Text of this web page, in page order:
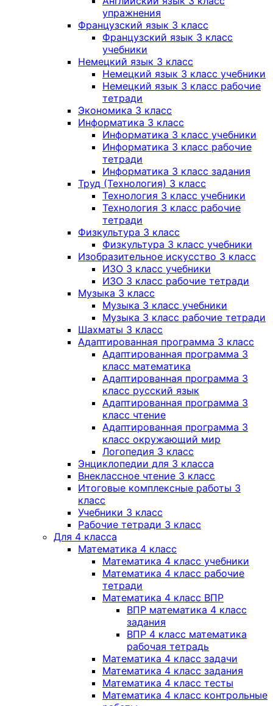
упражнения
Французский язык 3 класс
Французский язык 3 класс
учебники
Немецкий язык 3 класс
Немецкий язык 3 класс учебники
Немецкий язык 3 класс рабочие
тетради
Экономика 3 класс
Информатика 3 класс
Информатика 3 класс учебники
Информатика 3 класс рабочие
тетради
Информатика 3 класс задания
Труд (Технология) 3 класс
Технология 3 класс учебники
Технология 3 класс рабочие
тетради
Физкультура 3 класс
Физкультура 3 класс учебники
Изобразительное искусство 3 класс
ИЗО 3 класс учебники
ИЗО 3 класс рабочие тетради
Музыка 3 класс
Музыка 3 класс учебники
Музыка 3 класс рабочие тетради
Шахматы 3 класс
Адаптированная программа 3 класс
Адаптированная программа 3
класс математика
Адаптированная программа 3
класс русский язык
Адаптированная программа 3
класс чтение
Адаптированная программа 3
класс окружающий мир
Логопедия 3 класс
Энциклопедии для 3 класса
Внеклассное чтение 3 класс
Итоговые комплексные работы 3
класс
Учебники 3 класс
Рабочие тетради 3 класс
Для 4 класса
Математика 4 класс
Математика 4 класс учебники
Математика 4 класс рабочие
тетради
Математика 4 класс ВПР
ВПР математика 4 класс
задания
ВПР 4 класс математика
рабочая тетрадь
Математика 4 класс задачи
Математика 4 класс задания
Математика 4 класс тесты
Математика 4 класс контрольные